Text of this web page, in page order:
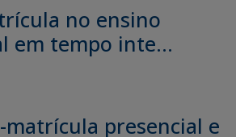
no ensino
em tempo inte...
presencial e